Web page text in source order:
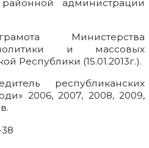
администрации
Министерства
и массовых
Республики (15.01.2013г.).
республиканских
2006, 2007, 2008, 2009,